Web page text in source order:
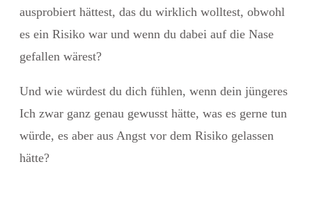
ausprobiert hättest, das du wirklich wolltest, obwohl
es ein Risiko war und wenn du dabei auf die Nase
gefallen wärest?
Und wie würdest du dich fühlen, wenn dein jüngeres
Ich zwar ganz genau gewusst hätte, was es gerne tun
würde, es aber aus Angst vor dem Risiko gelassen
hätte?